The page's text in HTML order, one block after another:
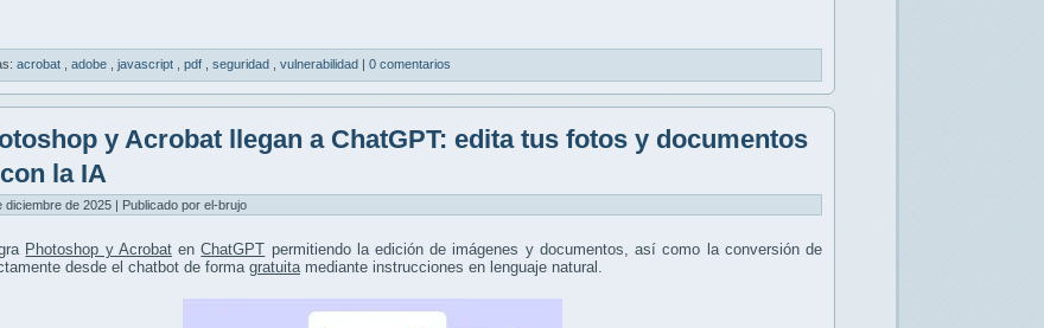
acrobat adobe javascript pdf seguridad vulnerabilidad | 0 comentarios
y Acrobat llegan a ChatGPT: edita tus fotos y documentos
la IA
diciembre de 2025 | Publicado por el-brujo
Photoshop y AcrobatenChatGPT permitiendo la edición de imágenes y documentos, así como la conversión de
desde el chatbot de forma gratuita mediante instrucciones en lenguaje natural.